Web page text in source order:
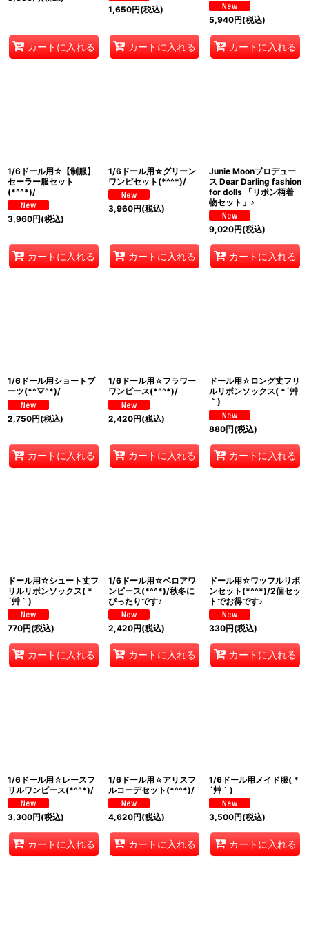
カートに入れる
1,650円(税込)
カートに入れる
5,940円(税込)
カートに入れる
1/6ドール用☆【制服】
セーラー服セット
(*^^*)/
3,960円(税込)
カートに入れる
1/6ドール用☆グリーン
ワンピセット(*^^*)/
3,960円(税込)
カートに入れる
Junie Moonプロデュー
ス Dear Darling fashion
for dolls 「リボン柄着
物セット」♪
9,020円(税込)
カートに入れる
1/6ドール用ショートブ
ーツ(*^▽^*)/
2,750円(税込)
カートに入れる
1/6ドール用☆フラワー
ワンピース(*^^*)/
2,420円(税込)
カートに入れる
ドール用☆ロング丈フリ
ルリボンソックス( *´艸
｀)
880円(税込)
カートに入れる
ドール用☆シュート丈フ
リルリボンソックス( *
´艸｀)
770円(税込)
カートに入れる
1/6ドール用☆ベロアワ
ンピース(*^^*)/秋冬に
ぴったりです♪
2,420円(税込)
カートに入れる
ドール用☆ワッフルリボ
ンセット(*^^*)/2個セッ
トでお得です♪
330円(税込)
カートに入れる
1/6ドール用☆レースフ
リルワンピース(*^^*)/
3,300円(税込)
カートに入れる
1/6ドール用☆アリスフ
ルコーデセット(*^^*)/
4,620円(税込)
カートに入れる
1/6ドール用メイド服( *
´艸｀)
3,500円(税込)
カートに入れる